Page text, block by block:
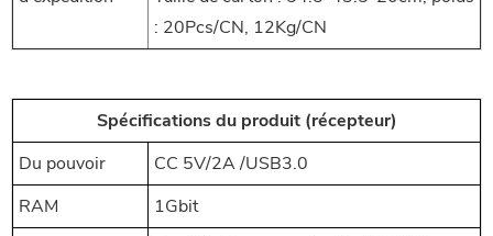
: 20Pcs/CN, 12Kg/CN
Spécifications du produit (récepteur)
Du pouvoir
CC 5V/2A /USB3.0
RAM
1Gbit